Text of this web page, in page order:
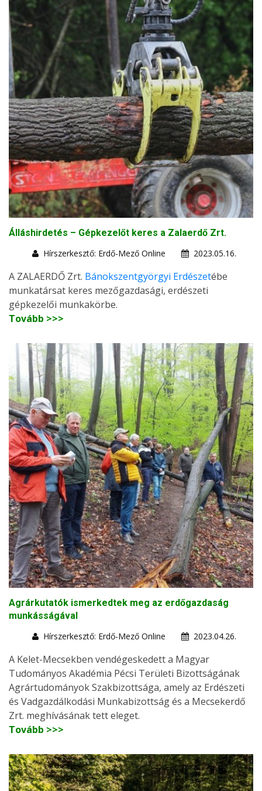
Álláshirdetés – Gépkezelőt keres a Zalaerdő Zrt.
Hírszerkesztő: Erdő-Mező Online
2023.05.16.
A ZALAERDŐ Zrt. Bánokszentgyörgyi Erdészetébe
munkatársat keres mezőgazdasági, erdészeti
gépkezelői munkakörbe.
Tovább >>>
Agrárkutatók ismerkedtek meg az erdőgazdaság
munkásságával
Hírszerkesztő: Erdő-Mező Online
2023.04.26.
A Kelet-Mecsekben vendégeskedett a Magyar
Tudományos Akadémia Pécsi Területi Bizottságának
Agrártudományok Szakbizottsága, amely az Erdészeti
és Vadgazdálkodási Munkabizottság és a Mecsekerdő
Zrt. meghívásának tett eleget.
Tovább >>>